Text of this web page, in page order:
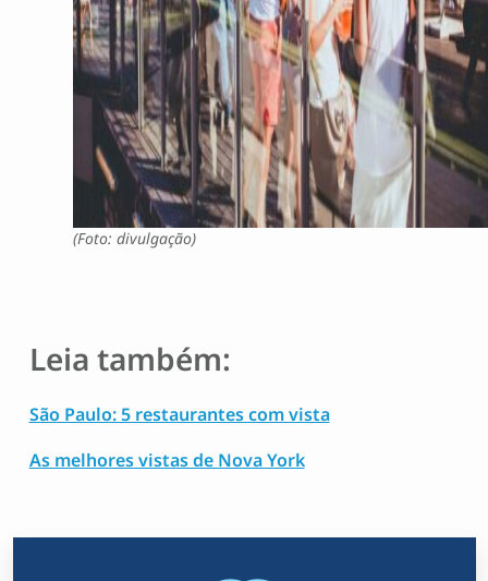
(Foto: divulgação)
Leia também:
São Paulo: 5 restaurantes com vista
As melhores vistas de Nova York